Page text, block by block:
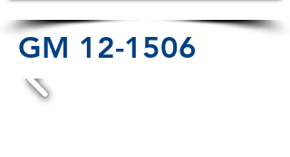
GM 12-1506